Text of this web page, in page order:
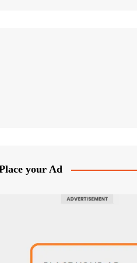
your Ad